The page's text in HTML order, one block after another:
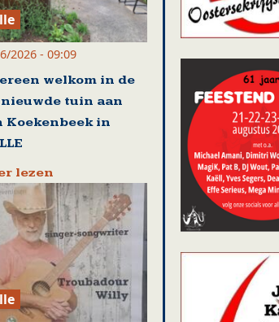
2026 - 09:09
welkom in de
tuin aan
Koekenbeek in
lezen